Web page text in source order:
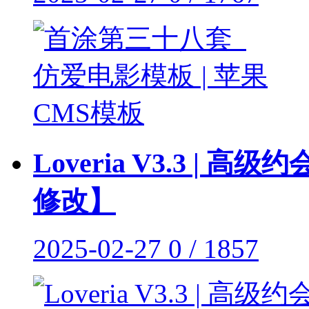
Loveria V3.3 | 高级约
修改】
2025-02-27 0 / 1857